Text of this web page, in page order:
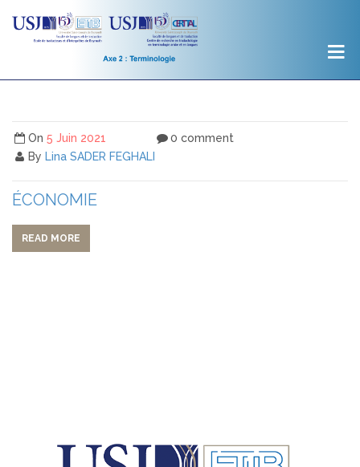
On 5 Juin 2021
By Lina SADER FEGHALI
0 comment
ÉCONOMIE
READ MORE